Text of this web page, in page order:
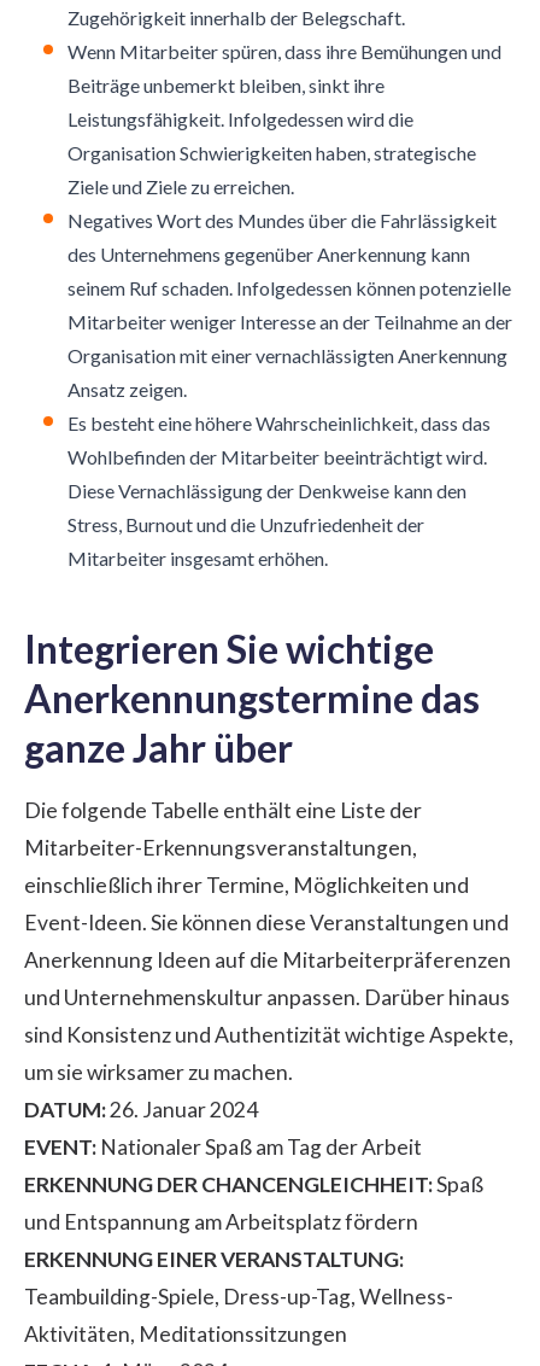
Zugehörigkeit innerhalb der Belegschaft.
Wenn Mitarbeiter spüren, dass ihre Bemühungen und
Beiträge unbemerkt bleiben, sinkt ihre
Leistungsfähigkeit. Infolgedessen wird die
Organisation Schwierigkeiten haben, strategische
Ziele und Ziele zu erreichen.
Negatives Wort des Mundes über die Fahrlässigkeit
des Unternehmens gegenüber Anerkennung kann
seinem Ruf schaden. Infolgedessen können potenzielle
Mitarbeiter weniger Interesse an der Teilnahme an der
Organisation mit einer vernachlässigten Anerkennung
Ansatz zeigen.
Es besteht eine höhere Wahrscheinlichkeit, dass das
Wohlbefinden der Mitarbeiter beeinträchtigt wird.
Diese Vernachlässigung der Denkweise kann den
Stress, Burnout und die Unzufriedenheit der
Mitarbeiter insgesamt erhöhen.
Integrieren Sie wichtige
Anerkennungstermine das
ganze Jahr über
Die folgende Tabelle enthält eine Liste der
Mitarbeiter-Erkennungsveranstaltungen,
einschließlich ihrer Termine, Möglichkeiten und
Event-Ideen. Sie können diese Veranstaltungen und
Anerkennung Ideen auf die Mitarbeiterpräferenzen
und Unternehmenskultur anpassen. Darüber hinaus
sind Konsistenz und Authentizität wichtige Aspekte,
um sie wirksamer zu machen.
DATUM:26. Januar 2024
EVENT: Nationaler Spaß am Tag der Arbeit
ERKENNUNG DER CHANCENGLEICHHEIT:Spaß
und Entspannung am Arbeitsplatz fördern
ERKENNUNG EINER VERANSTALTUNG:
Teambuilding-Spiele, Dress-up-Tag, Wellness-
Aktivitäten, Meditationssitzungen